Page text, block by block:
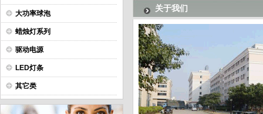
大功率球泡
蜡烛灯系列
驱动电源
LED灯条
其它类
关于我们